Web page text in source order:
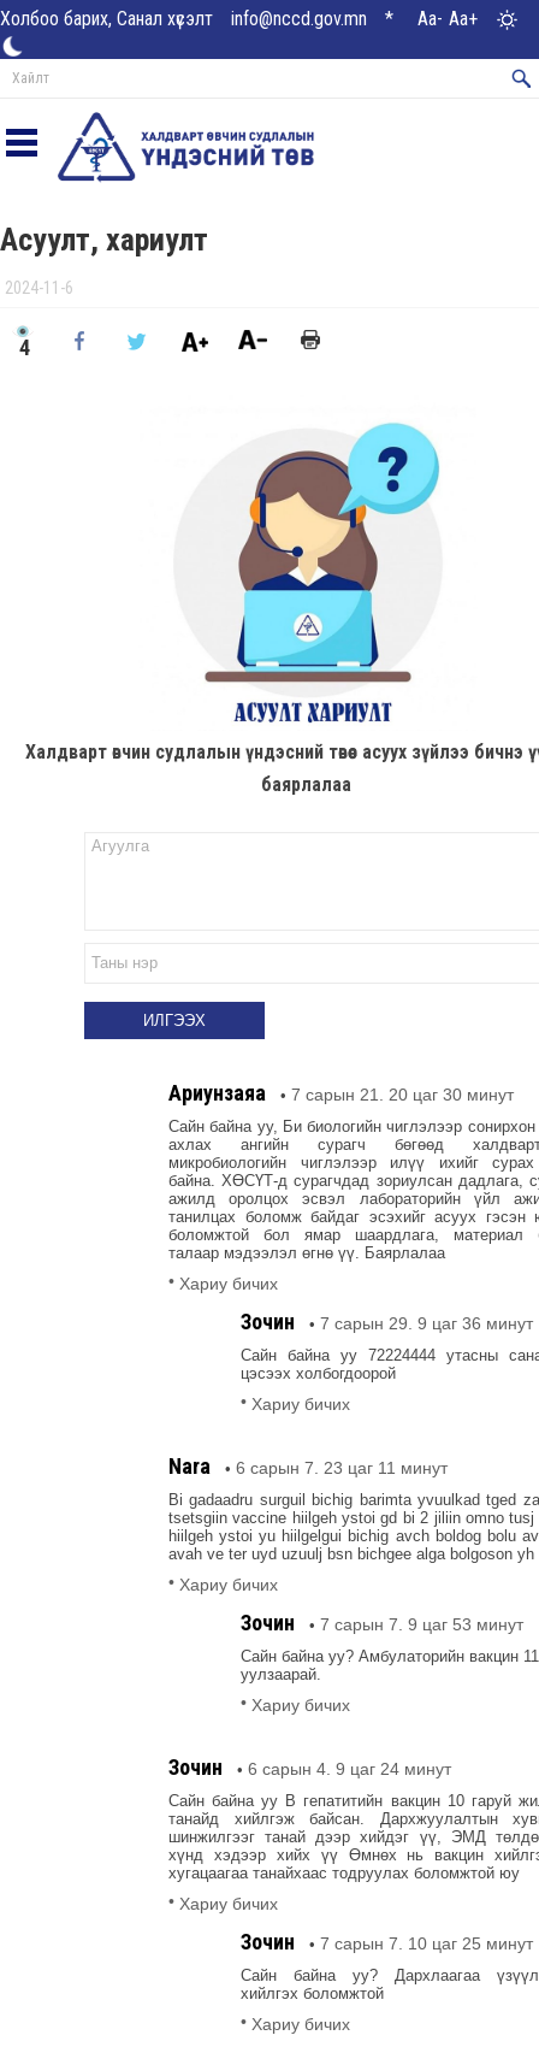
Холбоо барих, Санал хүсэлт info@nccd.gov.mn * Aa- Aa+
Асуулт, хариулт
2024-11-6
4
Халдварт өвчин судлалын үндэсний төвөөс асуух зүйлээ бичнэ
баярлалаа
Ариунзаяа • 7 сарын 21. 20 цаг 30 минут
Сайн байна уу, Би биологийн чиглэлээр сонирхон
ахлах ангийн сурагч бөгөөд
микробиологийн чиглэлээр илүү ихийг
байна. ХӨСҮТ-д сурагчдад зориулсан дадлага,
ажилд оролцох эсвэл лабораторийн үйл
танилцах боломж байдаг эсэхийг асуух
боломжтой бол ямар шаардлага, материал
талаар мэдээлэл өгнө үү. Баярлалаа
• Хариу бичих
Зочин • 7 сарын 29. 9 цаг 36 минут
Сайн байна уу 72224444 утасны
цэсээх холбогдоорой
• Хариу бичих
Nara • 6 сарын 7. 23 цаг 11 минут
Bi gadaadru surguil bichig barimta yvuulkad tged
tsetsgiin vaccine hiilgeh ystoi gd bi 2 jiliin omno tusj
hiilgeh ystoi yu hiilgelgui bichig avch boldog bolu
avah ve ter uyd uzuulj bsn bichgee alga bolgoson
• Хариу бичих
Зочин • 7 сарын 7. 9 цаг 53 минут
Сайн байна уу? Амбулаторийн вакцин
уулзаарай.
• Хариу бичих
Зочин • 6 сарын 4. 9 цаг 24 минут
Сайн байна уу В гепатитийн вакцин 10 гаруй
танайд хийлгэж байсан. Дархжуулалтын
шинжилгээг танай дээр хийдэг үү, ЭМД
хүнд хэдээр хийх үү Өмнөх нь вакцин
хугацаагаа танайхаас тодруулах боломжтой юу
• Хариу бичих
Зочин • 7 сарын 7. 10 цаг 25 минут
Сайн байна уу? Дархлаагаа
хийлгэх боломжтой
• Хариу бичих